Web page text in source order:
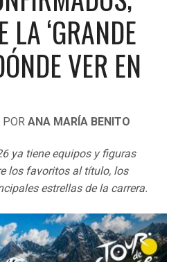
LA ‘GRANDE
VER EN
POR ANA MARÍA BENITO
ya tiene equipos y figuras
los favoritos al título, los
estrellas de la carrera.